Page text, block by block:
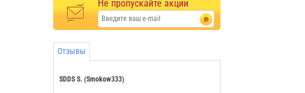
Не пропускайте акции
Отзывы
SDDS S. (Smokow333)